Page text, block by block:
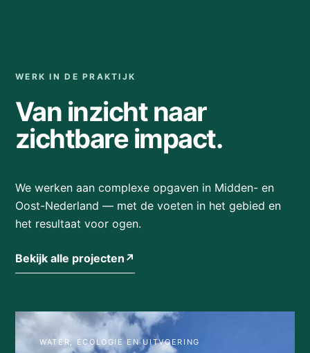
WERK IN DE PRAKTIJK
Van inzicht naar
zichtbare impact.
We werken aan complexe opgaven in Midden- en
Oost-Nederland — met de voeten in het gebied en
het resultaat voor ogen.
Bekijk alle projecten ↗
WATER, ECOLOGIE EN UITVOERING